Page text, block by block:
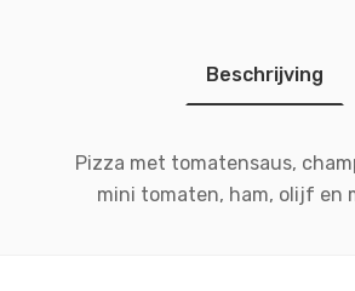
Beschrijving
Pizza met tomatensaus,
mini tomaten, ham, olijf en